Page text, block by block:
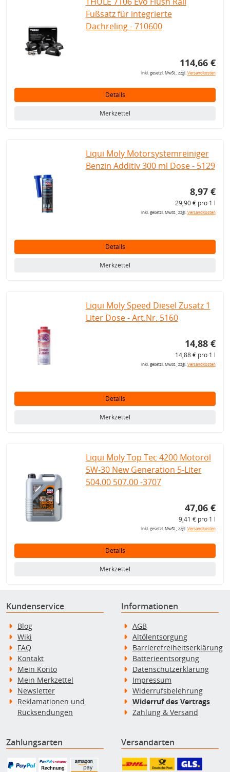
Fußsatz für integrierte
Dachreling - 710600
114,66 €
inkl. gesetzl. MwSt., zzgl.Versandkosten
Details
Merkzettel
Liqui Moly Motorsystemreiniger
Benzin Additiv 300 ml Dose - 5129
8,97 €
29,90 € pro 1 l
inkl. gesetzl. MwSt., zzgl.Versandkosten
Details
Merkzettel
Liqui Moly Speed Diesel Zusatz 1
Liter Dose - Art.Nr. 5160
14,88 €
14,88 € pro 1 l
inkl. gesetzl. MwSt., zzgl.Versandkosten
Details
Merkzettel
Liqui Moly Top Tec 4200 Motoröl
5W-30 New Generation 5-Liter
504.00 507.00 -3707
47,06 €
9,41 € pro 1 l
inkl. gesetzl. MwSt., zzgl.Versandkosten
Details
Merkzettel
Kundenservice
Blog
Wiki
FAQ
Kontakt
Mein Konto
Mein Merkzettel
Newsletter
Reklamationen und
Rücksendungen
Informationen
AGB
Altölentsorgung
Barrierefreiheitserklärung
Batterieentsorgung
Datenschutzerklärung
Impressum
Widerrufsbelehrung
Widerruf des Vertrags
Zahlung & Versand
Zahlungsarten Versandarten